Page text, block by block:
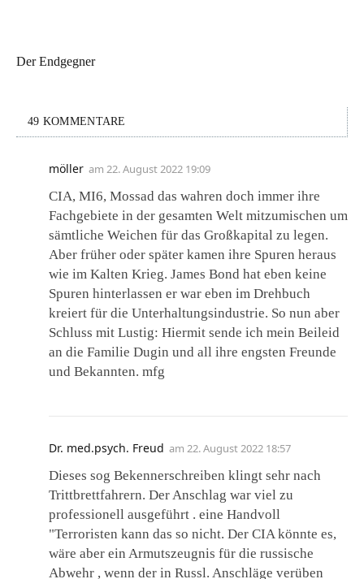
Der Endgegner
49 KOMMENTARE
möller am 22. August 2022 19:09
CIA, MI6, Mossad das wahren doch immer ihre
Fachgebiete in der gesamten Welt mitzumischen um
sämtliche Weichen für das Großkapital zu legen.
Aber früher oder später kamen ihre Spuren heraus
wie im Kalten Krieg. James Bond hat eben keine
Spuren hinterlassen er war eben im Drehbuch
kreiert für die Unterhaltungsindustrie. So nun aber
Schluss mit Lustig: Hiermit sende ich mein Beileid
an die Familie Dugin und all ihre engsten Freunde
und Bekannten. mfg
Dr. med.psych. Freud am 22. August 2022 18:57
Dieses sog Bekennerschreiben klingt sehr nach
Trittbrettfahrern. Der Anschlag war viel zu
professionell ausgeführt . eine Handvoll
"Terroristen kann das so nicht. Der CIA könnte es,
wäre aber ein Armutszeugnis für die russische
Abwehr , wenn der in Russl. Anschläge verüben